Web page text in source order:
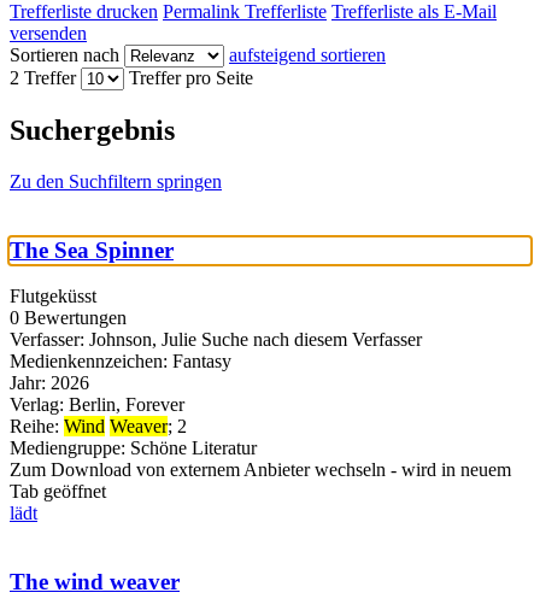
Trefferliste drucken Permalink Trefferliste Trefferliste als E-Mail
versenden
Sortieren nach
aufsteigend sortieren
2 Treffer
Treffer pro Seite
Suchergebnis
Zu den Suchfiltern springen
The Sea Spinner
Flutgeküsst
0 Bewertungen
Verfasser: Johnson, Julie Suche nach diesem Verfasser
Medienkennzeichen: Fantasy
Jahr: 2026
Verlag: Berlin, Forever
Reihe: Wind Weaver; 2
Mediengruppe: Schöne Literatur
Zum Download von externem Anbieter wechseln - wird in neuem
Tab geöffnet
lädt
The wind weaver